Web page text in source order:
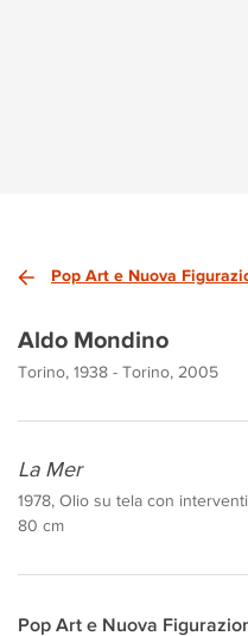
Pop Art e Nuova
Aldo Mondino
Torino, 1938 - Torino, 2005
La Mer
1978, Olio su tela con
80 cm
Pop Art e Nuova